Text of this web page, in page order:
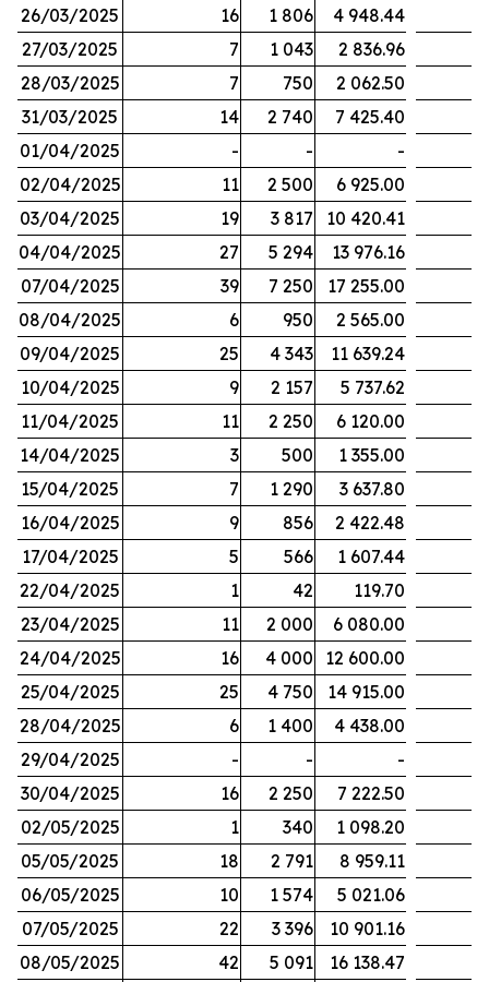
26/03/2025
16 1 806
4 948.44
27/03/2025
7 1 043
2 836.96
28/03/2025
7 750
2 062.50
31/03/2025
14 2 740
7 425.40
01/04/2025
- -
-
02/04/2025
11 2 500
6 925.00
03/04/2025
19 3 817
10 420.41
04/04/2025
27 5 294
13 976.16
07/04/2025
39 7 250
17 255.00
08/04/2025
6 950
2 565.00
09/04/2025
25 4 343
11 639.24
10/04/2025
9 2 157
5 737.62
11/04/2025
11 2 250
6 120.00
14/04/2025
3 500
1 355.00
15/04/2025
7 1 290
3 637.80
16/04/2025
9 856
2 422.48
17/04/2025
5 566
1 607.44
22/04/2025
1 42
119.70
23/04/2025
11 2 000
6 080.00
24/04/2025
16 4 000
12 600.00
25/04/2025
25 4 750
14 915.00
28/04/2025
6 1 400
4 438.00
29/04/2025
- -
-
30/04/2025
16 2 250
7 222.50
02/05/2025
1 340
1 098.20
05/05/2025
18 2 791
8 959.11
06/05/2025
10 1 574
5 021.06
07/05/2025
22 3 396
10 901.16
08/05/2025
42 5 091
16 138.47